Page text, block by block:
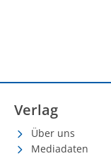
Verlag
Über uns
Mediadaten